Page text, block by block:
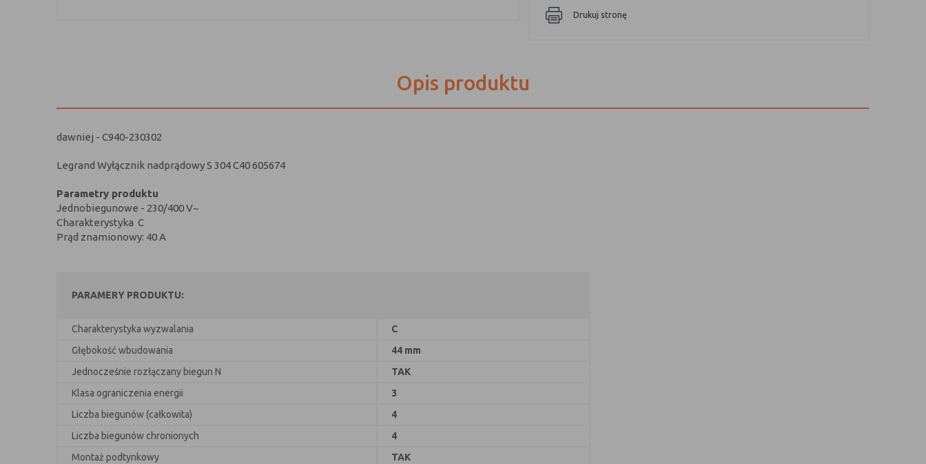
Drukuj stronę
Opis produktu
dawniej - C940-230302
Legrand Wyłącznik nadprądowyS 304 C40605674
Parametry produktu
Jednobiegunowe - 230/400 V~
Charakterystyka C
Prąd znamionowy: 40 A
PARAMERY PRODUKTU:
Charakterystyka wyzwalania
C
Głębokość wbudowania
44 mm
Jednocześnie rozłączany biegun N
TAK
Klasa ograniczenia energii
3
Liczba biegunów (całkowita)
4
Liczba biegunów chronionych
4
Montaż podtynkowy
TAK